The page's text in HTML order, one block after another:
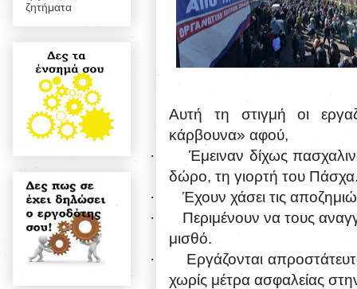
Αυτή τη στιγμή οι
κάρβουνα» αφού,
·
Έμειναν δίχως
δώρο, τη γιορτή του
·
Έχουν χάσει τις
·
Περιμένουν να τους
μισθό.
·
Εργάζονται
χωρίς μέτρα ασφαλείας
ζητήματα